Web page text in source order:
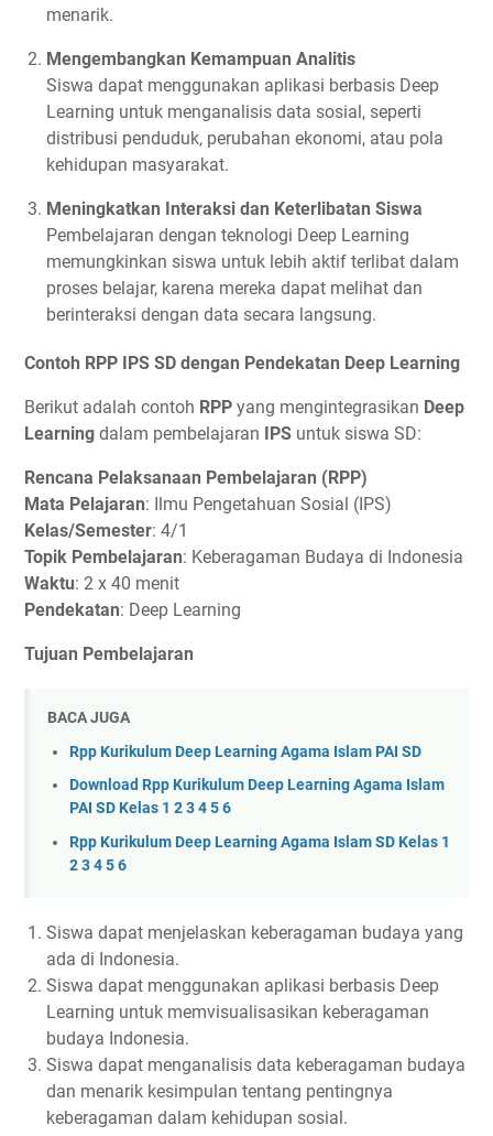
menarik.
Mengembangkan Kemampuan Analitis
Siswa dapat menggunakan aplikasi berbasis Deep
Learning untuk menganalisis data sosial, seperti
distribusi penduduk, perubahan ekonomi, atau pola
kehidupan masyarakat.
Meningkatkan Interaksi dan Keterlibatan Siswa
Pembelajaran dengan teknologi Deep Learning
memungkinkan siswa untuk lebih aktif terlibat dalam
proses belajar, karena mereka dapat melihat dan
berinteraksi dengan data secara langsung.
Contoh RPP IPS SD dengan Pendekatan Deep Learning
Berikut adalah contoh RPP yang mengintegrasikan Deep
Learning dalam pembelajaran IPS untuk siswa SD:
Rencana Pelaksanaan Pembelajaran (RPP)
Mata Pelajaran: Ilmu Pengetahuan Sosial (IPS)
Kelas/Semester: 4/1
Topik Pembelajaran: Keberagaman Budaya di Indonesia
Waktu: 2 x 40 menit
Pendekatan: Deep Learning
Tujuan Pembelajaran
BACA JUGA
Rpp Kurikulum Deep Learning Agama Islam PAI SD
Download Rpp Kurikulum Deep Learning Agama Islam
PAI SD Kelas 1 2 3 4 5 6
Rpp Kurikulum Deep Learning Agama Islam SD Kelas 1
2 3 4 5 6
Siswa dapat menjelaskan keberagaman budaya yang
ada di Indonesia.
Siswa dapat menggunakan aplikasi berbasis Deep
Learning untuk memvisualisasikan keberagaman
budaya Indonesia.
Siswa dapat menganalisis data keberagaman budaya
dan menarik kesimpulan tentang pentingnya
keberagaman dalam kehidupan sosial.